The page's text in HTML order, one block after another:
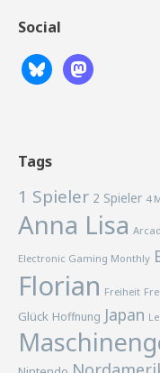
Social
Tags
1 Spieler 2 Spieler 4
Anna Lisa
Electronic Gaming Monthly
Florian Freiheit
Glück Hoffnung Japan